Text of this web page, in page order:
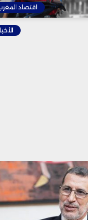
اقتصاد